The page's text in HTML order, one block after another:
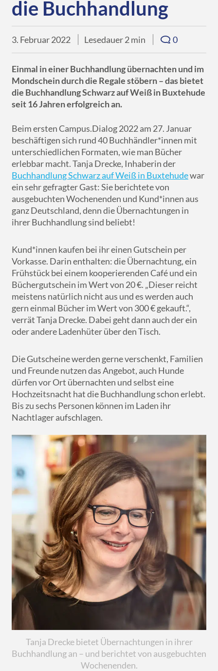
Übersicht
Quimus
Libri.Warenwirtschaft
Libri.Shopline
tolino
Services
Übersicht
Schulbuchgeschäft
Just the Best
Best of Manga
Libri.Campus
Gründung & Nachfolge
eBooks
Verkaufsförderung
Für Autor*innen
Presse
DE EN FR
die Buchhandlung
Einmal in einer Buchhandlung übernachten und im
Mondschein durch die Regale stöbern – das bietet
die Buchhandlung Schwarz auf Weiß in Buxtehude
seit 16 Jahren erfolgreich an.
3. Februar 2022 Lesedauer 2 min 0
Beim ersten Campus.Dialog 2022 am 27. Januar
beschäftigen sich rund 40 Buchhändler*innen mit
unterschiedlichen Formaten, wie man Bücher
erlebbar macht. Tanja Drecke, Inhaberin der
Buchhandlung Schwarz auf Weiß in Buxtehudewar
ein sehr gefragter Gast: Sie berichtete von
ausgebuchten Wochenenden und Kund*innen aus
ganz Deutschland, denn die Übernachtungen in
ihrer Buchhandlung sind beliebt!
Kund*innen kaufen bei ihr einen Gutschein per
Vorkasse. Darin enthalten: die Übernachtung, ein
Frühstück bei einem kooperierenden Café und ein
Büchergutschein im Wert von 20 €. „Dieser reicht
meistens natürlich nicht aus und es werden auch
gern einmal Bücher im Wert von 300 € gekauft.“,
verrät Tanja Drecke. Dabei geht dann auch der ein
oder andere Ladenhüter über den Tisch.
Die Gutscheine werden gerne verschenkt, Familien
und Freunde nutzen das Angebot, auch Hunde
dürfen vor Ort übernachten und selbst eine
Hochzeitsnacht hat die Buchhandlung schon erlebt.
Bis zu sechs Personen können im Laden ihr
Nachtlager aufschlagen.
Tanja Drecke bietet Übernachtungen in ihrer
Buchhandlung an – und berichtet von ausgebuchten
Wochenenden.